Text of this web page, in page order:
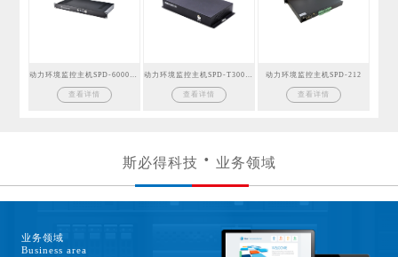
查看详情 查看详情
动力环境监控主机SPD-212
查看详情
斯必得科技 业务领域
业务领域
Business area